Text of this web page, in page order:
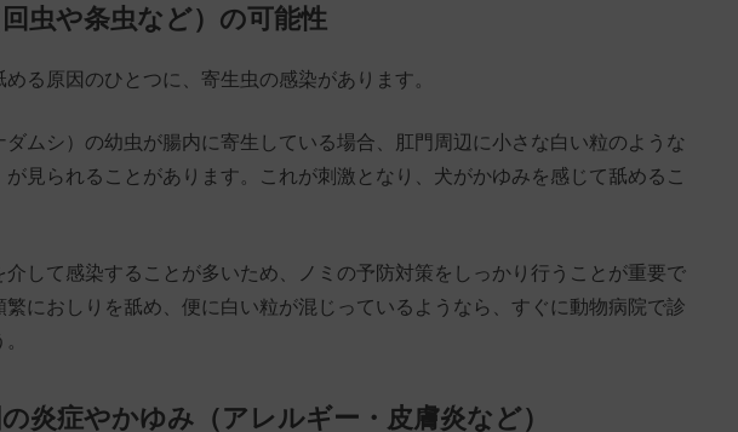
虫や条虫など）の可能性
る原因のひとつに、寄生虫の感染があります。
ダムシ）の幼虫が腸内に寄生している場合、肛門周辺に小さな白い粒のような
が見られることがあります。これが刺激となり、犬がかゆみを感じて舐めるこ
介して感染することが多いため、ノミの予防対策をしっかり行うことが重要で
繁におしりを舐め、便に白い粒が混じっているようなら、すぐに動物病院で診
炎症やかゆみ（アレルギー・皮膚炎など）